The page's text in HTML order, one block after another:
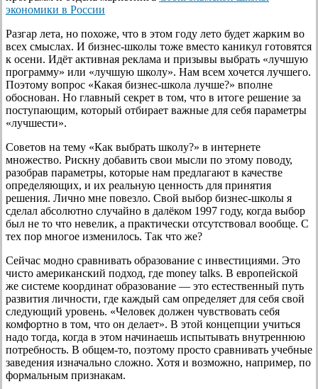
экономики в России
Разгар лета, но похоже, что в этом году лето будет жарким во
всех смыслах. И бизнес-школы тоже вместо каникул готовятся
к осени. Идёт активная реклама и призывы выбрать «лучшую
программу» или «лучшую школу». Нам всем хочется лучшего.
Поэтому вопрос «Какая бизнес-школа лучше?» вполне
обоснован. Но главный секрет в том, что в итоге решение за
поступающим, который отбирает важные для себя параметры
«лучшести».
Советов на тему «Как выбрать школу?» в интернете
множество. Рискну добавить свои мысли по этому поводу,
разобрав параметры, которые нам предлагают в качестве
определяющих, и их реальную ценность для принятия
решения. Лично мне повезло. Свой выбор бизнес-школы я
сделал абсолютно случайно в далёком 1997 году, когда выбор
был не то что невелик, а практически отсутствовал вообще. С
тех пор многое изменилось. Так что же?
Сейчас модно сравнивать образование с инвестициями. Это
чисто американский подход, где money talks. В европейской
же системе координат образование — это естественный путь
развития личности, где каждый сам определяет для себя свой
следующий уровень. «Человек должен чувствовать себя
комфортно в том, что он делает». В этой концепции учиться
надо тогда, когда в этом начинаешь испытывать внутреннюю
потребность. В общем-то, поэтому просто сравнивать учебные
заведения изначально сложно. Хотя и возможно, например, по
формальным признакам.